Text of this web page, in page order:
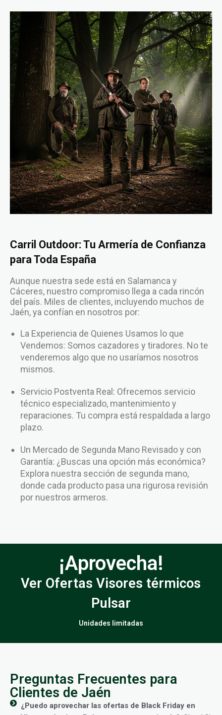
Carril Outdoor: Tu Armería de Confianza
para Toda España
Aunque nuestra sede está en Salamanca y
Cáceres, nuestro compromiso llega a cada rincón
del país. Miles de clientes, incluyendo muchos de
Jaén, ya confían en nosotros por:
La Experiencia de Quienes Usamos lo que
Vendemos: Somos cazadores y tiradores. No te
venderemos algo que no usaríamos nosotros
mismos.
Servicio Postventa Real: Ofrecemos servicio
técnico especializado, mantenimiento y
reparaciones. Tu compra está respaldada a largo
plazo.
Un Mercado de Segunda Mano Revisado y con
Garantía: ¿Buscas una opción más económica?
Explora nuestra sección de segunda mano,
donde cada producto pasa una rigurosa revisión
por nuestros armeros.
¡Aprovecha!
Ver Ofertas Visores térmicos
Pulsar
Unidades limitadas
Preguntas Frecuentes para
Clientes de Jaén
¿Puedo aprovechar las ofertas de Black Friday en